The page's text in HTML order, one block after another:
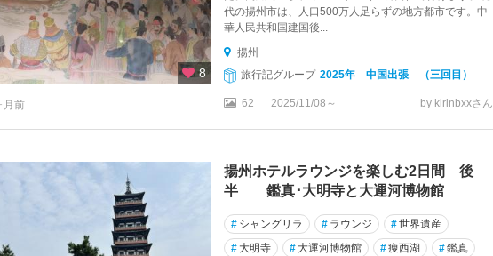
区
8
月前
代の揚州市は、人口500万人足らずの地方都市です。中
華人民共和国建国後...
揚州
旅行記グループ 2025年 中国出張 （三回目）
62 2025/11/08～ by kirinbxxさん
揚州ホテルラウンジを楽しむ2日間 後
半 鑑真･大明寺と大運河博物館
# シャングリラ # ラウンジ #世界遺産
# 大明寺 # 大運河博物館 #痩西湖 #鑑真